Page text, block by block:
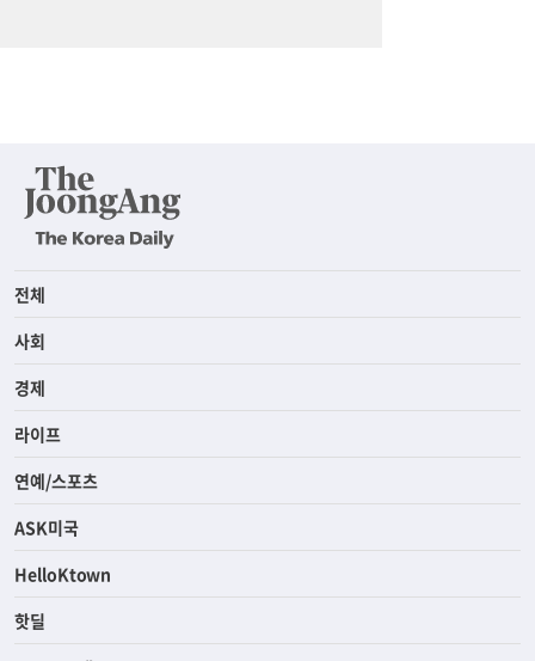
전체
사회
경제
라이프
연예/스포츠
ASK미국
HelloKtown
핫딜